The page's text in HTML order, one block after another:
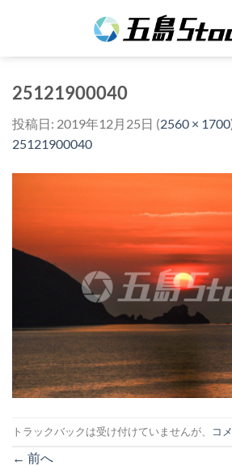
25121900040
投稿日: 2019年12月25日 (2560 × 1700
25121900040
トラックバックは受け付けていませんが、 コ
← 前へ